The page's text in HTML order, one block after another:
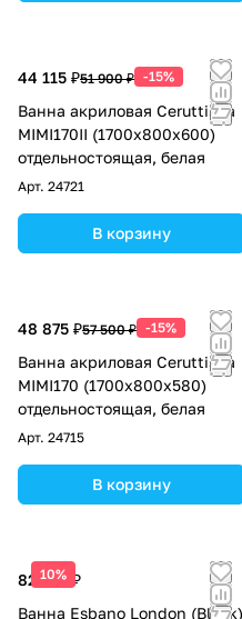
44 115 ₽51 900 ₽ -15%
Ванна акриловая Ceruttispa
MIMI170II (1700x800x600)
отдельностоящая, белая
Арт. 24721
В корзину
48 875 ₽57 500 ₽ -15%
Ванна акриловая Ceruttispa
MIMI170 (1700x800x580)
отдельностоящая, белая
Арт. 24715
В корзину
10%
82 875 ₽
Ванна Esbano London (Black)